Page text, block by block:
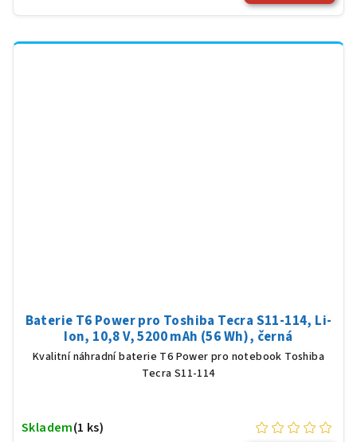
Baterie T6 Power pro Toshiba Tecra S11-114, Li-
Ion, 10,8 V, 5200 mAh (56 Wh), černá
Kvalitní náhradní baterie T6 Power pro notebook Toshiba
Tecra S11-114
Skladem(1 ks)